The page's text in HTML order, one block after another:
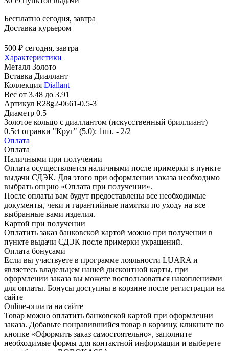
Бесплатно сегодня, завтра
Доставка курьером
500 ₽ сегодня, завтра
Характеристики
Металл Золото
Вставка Диаллант
Коллекция Diallant
Вес от 3.48 до 3.91
Артикул R28g2-0661-0.5-3
Диаметр 0.5
Золотое кольцо с диаллантом (искусственный бриллиант)
0.5ct огранки "Круг" (5.0): 1шт. - 2/2
Оплата
Оплата
Наличными при получении
Оплата осуществляется наличными после примерки в пункте
выдачи СДЭК. Для этого при оформлении заказа необходимо
выбрать опцию «Оплата при получении».
После оплаты вам будут предоставлены все необходимые
документы, чеки и гарантийные памятки по уходу на все
выбранные вами изделия.
Картой при получении
Оплатить заказ банковской картой можно при получении в
пункте выдачи СДЭК после примерки украшений.
Оплата бонусами
Если вы участвуете в программе лояльности LUARA и
являетесь владельцем нашей дисконтной карты, при
оформлении заказа вы можете воспользоваться накоплениями
для оплаты. Бонусы доступны в корзине после регистрации на
сайте
Online-оплата на сайте
Товар можно оплатить банковской картой при оформлении
заказа. Добавьте понравившийся товар в корзину, кликните по
кнопке «Оформить заказ самостоятельно», заполните
необходимые формы для контактной информации и выберете